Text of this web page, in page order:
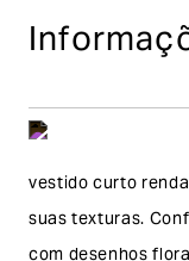
vestido curto
suas texturas.